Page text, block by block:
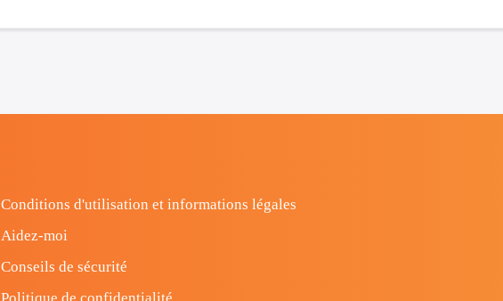
Conditions d'utilisation et informations légales
Aidez-moi
Conseils de sécurité